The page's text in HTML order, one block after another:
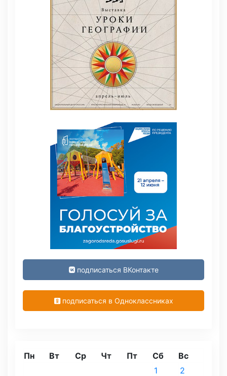
подписаться ВКонтакте
подписаться в Одноклассниках
Пн Вт Ср Чт Пт Сб Вс
1
2